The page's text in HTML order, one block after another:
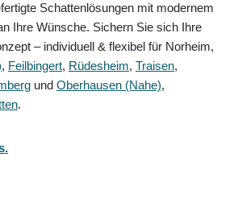
Schattenlösungen mit modernem
Ihre Wünsche. Sichern Sie sich Ihre
– individuell & flexibel für Norheim,
, Feilbingert, Rüdesheim, Traisen,
und Oberhausen (Nahe),
.